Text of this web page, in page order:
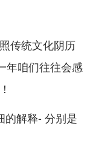
传统文化阴历
年咱们往往会感
的解释- 分别是